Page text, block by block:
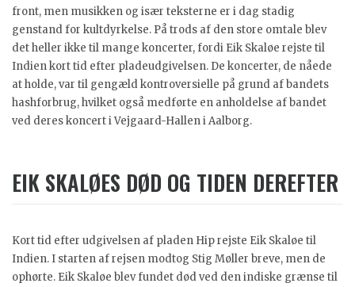
front, men musikken og især teksterne er i dag stadig
genstand for kultdyrkelse. På trods af den store omtale blev
det heller ikke til mange koncerter, fordi Eik Skaløe rejste til
Indien kort tid efter pladeudgivelsen. De koncerter, de nåede
at holde, var til gengæld kontroversielle på grund af bandets
hashforbrug, hvilket også medførte en anholdelse af bandet
ved deres koncert i Vejgaard-Hallen i Aalborg.
EIK SKALØES DØD OG TIDEN DEREFTER
Kort tid efter udgivelsen af pladen Hip rejste Eik Skaløe til
Indien. I starten af rejsen modtog Stig Møller breve, men de
ophørte. Eik Skaløe blev fundet død ved den indiske grænse til